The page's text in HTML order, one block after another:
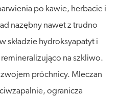
po kawie, herbacie i
nazębny nawet z trudno
składzie hydroksyapatyt i
na szkliwo.
próchnicy. Mleczan
ogranicza